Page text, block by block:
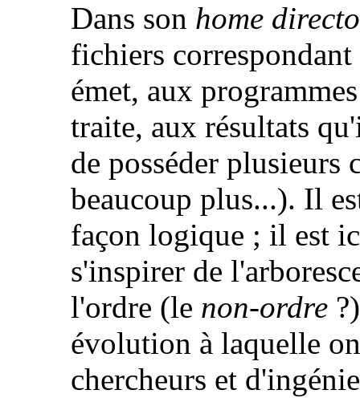
Dans son home
fichiers
émet, aux
traite, aux résultats
de posséder plusieurs
beaucoup plus...). Il
façon logique ; il est
s'inspirer de
l'ordre (le non-ordre
évolution à laquelle
chercheurs et